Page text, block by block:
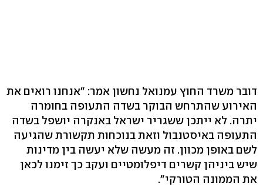
דובר משרד החוץ עמנואל נחשון אמר: "אנחנו רואים את
האירוע שהתרחש הבוקר בשדה התעופה בחומרה
יתרה. לא ייתכן ששגריר ישראל באנקרה יושפל בשדה
התעופה באיסטנבול וזאת בנוכחות תקשורת שהגיעה
לשם באופן מכוון. זה מעשה שלא יעשה בין מדינות
שיש ביניהן קשרים דיפלומטיים ועקב כך זימנו לכאן
את הממונה הטורקי".